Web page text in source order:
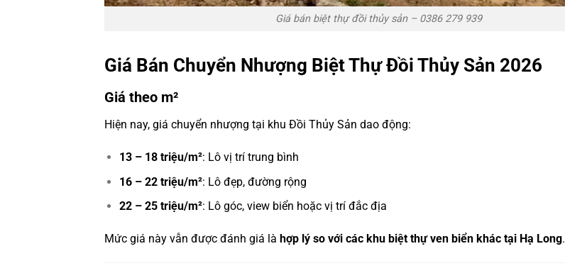
Giá bán biệt thự đồi thủy sản – 0386 279 939
Giá Bán Chuyển Nhượng Biệt Thự Đồi Thủy Sản 2026
Giá theo m²
Hiện nay, giá chuyển nhượng tại khu Đồi Thủy Sản dao động:
13 – 18 triệu/m²: Lô vị trí trung bình
16 – 22 triệu/m²: Lô đẹp, đường rộng
22 – 25 triệu/m²: Lô góc, view biển hoặc vị trí đắc địa
Mức giá này vẫn được đánh giá là hợp lý so với các khu biệt thự ven biển khác tại Hạ Long.